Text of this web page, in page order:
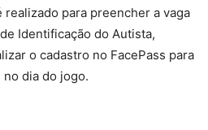
para preencher a vaga
Identificação do Autista,
o cadastro no FacePass para
no dia do jogo.